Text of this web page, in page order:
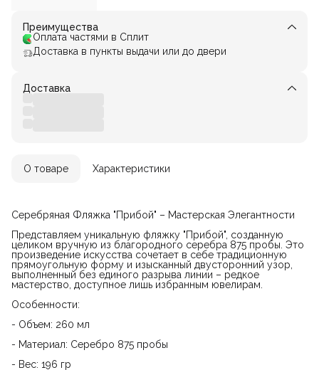
Преимущества
Оплата частями в Сплит
Доставка в пункты выдачи или до двери
Доставка
О товаре Характеристики
Серебряная Фляжка "Прибой" – Мастерская Элегантности
Представляем уникальную фляжку "Прибой", созданную
целиком вручную из благородного серебра 875 пробы. Это
произведение искусства сочетает в себе традиционную
прямоугольную форму и изысканный двусторонний узор,
выполненный без единого разрыва линии – редкое
мастерство, доступное лишь избранным ювелирам.
Особенности:
- Объем: 260 мл
- Материал: Серебро 875 пробы
- Вес: 196 гр